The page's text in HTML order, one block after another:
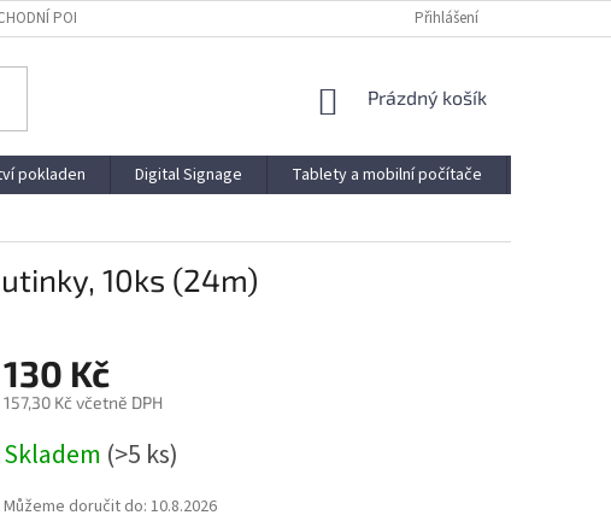
PODMÍNKY PODMÍNKY OCHRANY OSOBNÍCH ÚDAJŮPřihlášení
NÁKUPNÍ
Prázdný košík
pokladen Digital Signage Tablety a mobilní počítače
10ks (24m)
130 Kč
157,30 Kč včetně DPH
cena:
Skladem (>5 ks)
Můžeme doručit do: 10.8.2026